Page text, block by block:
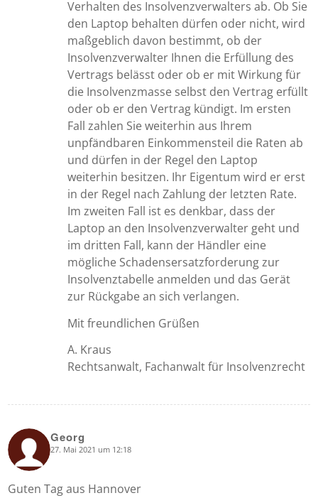
Verhalten des Insolvenzverwalters ab. Ob Sie
den Laptop behalten dürfen oder nicht, wird
maßgeblich davon bestimmt, ob der
Insolvenzverwalter Ihnen die Erfüllung des
Vertrags belässt oder ob er mit Wirkung für
die Insolvenzmasse selbst den Vertrag erfüllt
oder ob er den Vertrag kündigt. Im ersten
Fall zahlen Sie weiterhin aus Ihrem
unpfändbaren Einkommensteil die Raten ab
und dürfen in der Regel den Laptop
weiterhin besitzen. Ihr Eigentum wird er erst
in der Regel nach Zahlung der letzten Rate.
Im zweiten Fall ist es denkbar, dass der
Laptop an den Insolvenzverwalter geht und
im dritten Fall, kann der Händler eine
mögliche Schadensersatzforderung zur
Insolvenztabelle anmelden und das Gerät
zur Rückgabe an sich verlangen.
Mit freundlichen Grüßen
A. Kraus
Rechtsanwalt, Fachanwalt für Insolvenzrecht
Georg
says: 27. Mai 2021 um 12:18
Guten Tag aus Hannover